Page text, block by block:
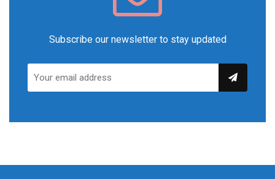
Subscribe our newsletter to stay updated